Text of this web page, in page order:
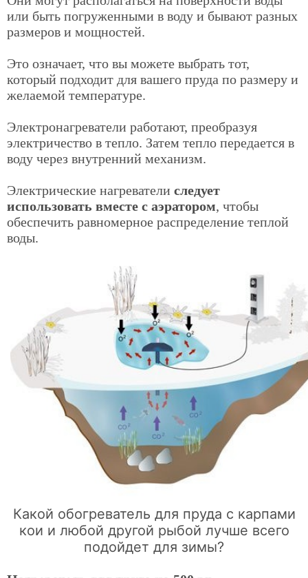
или быть погруженными в воду и бывают разных
размеров и мощностей.
Это означает, что вы можете выбрать тот,
который подходит для вашего пруда по размеру и
желаемой температуре.
Электронагреватели работают, преобразуя
электричество в тепло. Затем тепло передается в
воду через внутренний механизм.
Электрические нагреватели следует
использовать вместе с аэратором, чтобы
обеспечить равномерное распределение теплой
воды.
Какой обогреватель для пруда с карпами
кои и любой другой рыбой лучше всего
подойдет для зимы?